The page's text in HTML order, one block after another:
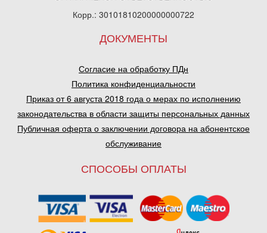
Корр.: 30101810200000000722
ДОКУМЕНТЫ
Согласие на обработку ПДн
Политика конфиденциальности
Приказ от 6 августа 2018 года о мерах по исполнению
законодательства в области защиты персональных данных
Публичная оферта о заключении договора на абонентское
обслуживание
СПОСОБЫ ОПЛАТЫ